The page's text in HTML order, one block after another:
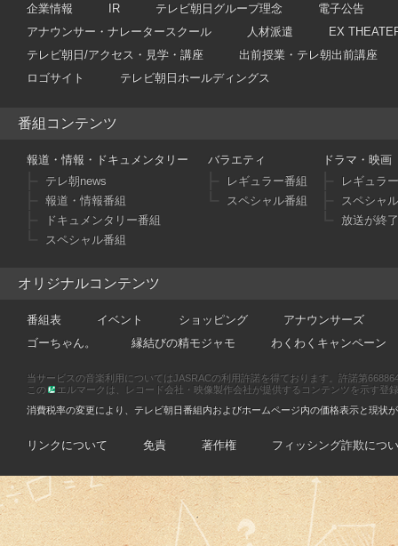
企業情報 IR テレビ朝日グループ理念
電子公告
アナウンサー・ナレータースクール
人材派遣
EX
テレビ朝日/アクセス・見学・講座
出前授業・テレ朝出前講座
ロゴサイト
テレビ朝日ホールディングス
番組コンテンツ
報道・情報・ドキュメンタリー
テレ朝news
報道・情報番組
ドキュメンタリー番組
スペシャル番組
バラエティ
レギュラー番組
スペシャル番組
ドラマ・映画
レギュラ
スペシャ
放送が終
オリジナルコンテンツ
番組表 イベント ショッピング
アナウンサーズ
ゴーちゃん。
縁結びの精モジャモ わくわくキャンペーン
当サービスの音楽利用についてはJASRACの利用許諾を得ております。許諾第
この
エルマークは、レコード会社・映像製作会社が提供するコンテンツを示す登
消費税率の変更により、テレビ朝日番組内およびホームページ内の価格表示と現状
リンクについて 免責 著作権 フィッシング詐欺につ